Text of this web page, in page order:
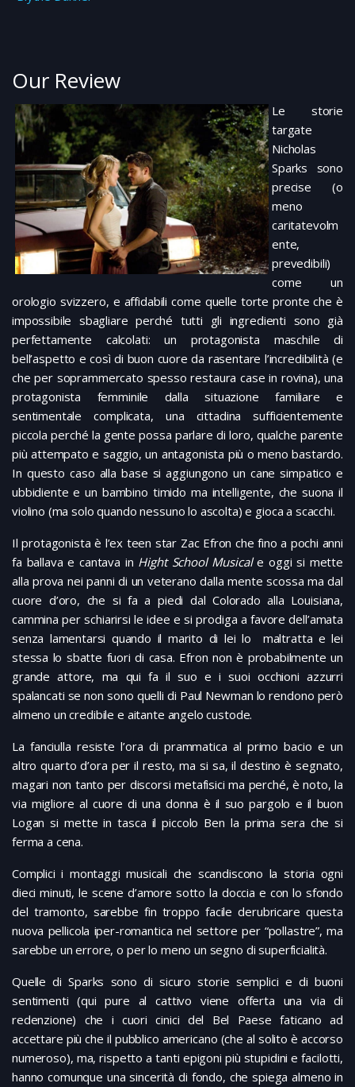
Our Review
Le storie
targate
Nicholas
Sparks sono
precise (o
meno
caritatevolm
ente,
prevedibili)
come un
orologio svizzero, e affidabili come quelle torte pronte che è
impossibile sbagliare perché tutti gli ingredienti sono già
perfettamente calcolati: un protagonista maschile di
bell’aspetto e così di buon cuore da rasentare l’incredibilità (e
che per soprammercato spesso restaura case in rovina), una
protagonista femminile dalla situazione familiare e
sentimentale complicata, una cittadina sufficientemente
piccola perché la gente possa parlare di loro, qualche parente
più attempato e saggio, un antagonista più o meno bastardo.
In questo caso alla base si aggiungono un cane simpatico e
ubbidiente e un bambino timido ma intelligente, che suona il
violino (ma solo quando nessuno lo ascolta) e gioca a scacchi.
Il protagonista è l’ex teen star Zac Efron che fino a pochi anni
fa ballava e cantava in Hight School Musicale oggi si mette
alla prova nei panni di un veterano dalla mente scossa ma dal
cuore d’oro, che si fa a piedi dal Colorado alla Louisiana,
cammina per schiarirsi le idee e si prodiga a favore dell’amata
senza lamentarsi quando il marito di lei lo maltratta e lei
stessa lo sbatte fuori di casa. Efron non è probabilmente un
grande attore, ma qui fa il suo e i suoi occhioni azzurri
spalancati se non sono quelli di Paul Newman lo rendono però
almeno un credibile e aitante angelo custode.
La fanciulla resiste l’ora di prammatica al primo bacio e un
altro quarto d’ora per il resto, ma si sa, il destino è segnato,
magari non tanto per discorsi metafisici ma perché, è noto, la
via migliore al cuore di una donna è il suo pargolo e il buon
Logan si mette in tasca il piccolo Ben la prima sera che si
ferma a cena.
Complici i montaggi musicali che scandiscono la storia ogni
dieci minuti, le scene d’amore sotto la doccia e con lo sfondo
del tramonto, sarebbe fin troppo facile derubricare questa
nuova pellicola iper-romantica nel settore per “pollastre”, ma
sarebbe un errore, o per lo meno un segno di superficialità.
Quelle di Sparks sono di sicuro storie semplici e di buoni
sentimenti (qui pure al cattivo viene offerta una via di
redenzione) che i cuori cinici del Bel Paese faticano ad
accettare più che il pubblico americano (che al solito è accorso
numeroso), ma, rispetto a tanti epigoni più stupidini e facilotti,
hanno comunque una sincerità di fondo, che spiega almeno in